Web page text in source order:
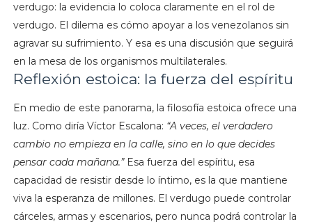
verdugo: la evidencia lo coloca claramente en el rol de
verdugo. El dilema es cómo apoyar a los venezolanos sin
agravar su sufrimiento. Y esa es una discusión que seguirá
en la mesa de los organismos multilaterales.
Reflexión estoica: la fuerza del espíritu
En medio de este panorama, la filosofía estoica ofrece una
luz. Como diría Víctor Escalona: “A veces, el verdadero
cambio no empieza en la calle, sino en lo que decides
pensar cada mañana.”Esa fuerza del espíritu, esa
capacidad de resistir desde lo íntimo, es la que mantiene
viva la esperanza de millones. El verdugo puede controlar
cárceles, armas y escenarios, pero nunca podrá controlar la